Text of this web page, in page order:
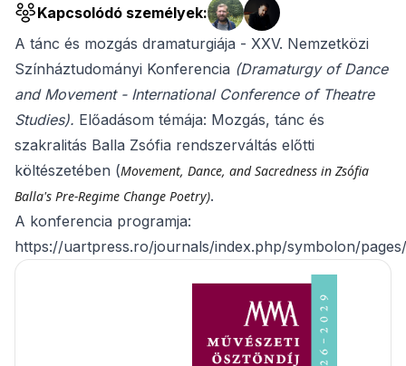
Kapcsolódó személyek:
A tánc és mozgás dramaturgiája - XXV. Nemzetközi
Színháztudományi Konferencia (Dramaturgy of Dance
and Movement - International Conference of Theatre
Studies). Előadásom témája: Mozgás, tánc és
szakralitás Balla Zsófia rendszerváltás előtti
költészetében (Movement, Dance, and Sacredness in Zsófia
Balla's Pre-Regime Change Poetry).
A konferencia programja:
https://uartpress.ro/journals/index.php/symbolon/